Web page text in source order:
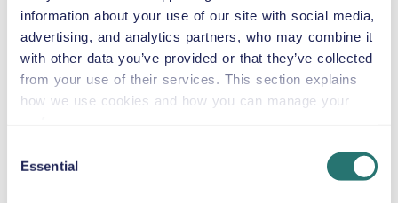
information about your use of our site with social media,
advertising, and analytics partners, who may combine it
with other data you’ve provided or that they’ve collected
from your use of their services. This section explains
how we use cookies and how you can manage your
Selection
Essential
Jeep Wrangler
Unlimited
eller liknande
5 säten
per dag